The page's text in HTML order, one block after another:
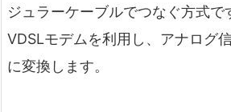
ジュラーケーブルでつなぐ方式で
VDSLモデムを利用し、アナログ
に変換します。